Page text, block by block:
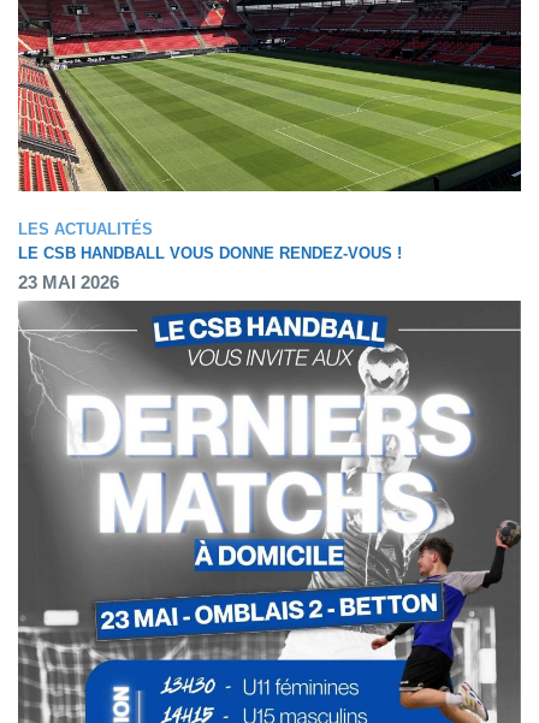
LES ACTUALITÉS
LE CSB HANDBALL VOUS DONNE RENDEZ-VOUS !
23 MAI 2026